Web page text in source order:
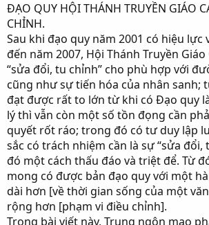
i
t
ạ
o
ĐẠO QUY HỘI THÁNH TRUYỀN GIÁO
CHỈNH.
Sau khi đạo quy năm 2001 có hiệu lực
đến năm 2007, Hội Thánh Truyền
“sửa đổi, tu chỉnh” cho phù hợp với
cũng như sự tiến hóa của nhân sanh;
đạt được rất to lớn từ khi có Đạo quy
lý thì vẫn còn một số tồn đọng cần
quyết rốt ráo; trong đó có tư duy lập
sắc có trách nhiệm cần là sự “sửa đổi,
đó một cách thấu đáo và triệt để. Từ
mong có được bản đạo quy với một
dài hơn [về thời gian sống của một
rộng hơn [phạm vi điều chỉnh].
Trong bài viết này, Trung ngôn mạo